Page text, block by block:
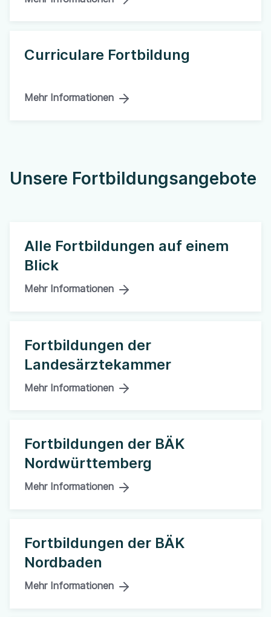
Curriculare Fortbildung
Mehr Informationen
​Unsere Fortbildungsangebote
Alle Fortbildungen auf einem
Blick
Mehr Informationen
Fortbildungen der
Landesärztekammer
Mehr Informationen
Fortbildungen der BÄK
Nordwürttemberg
Mehr Informationen
Fortbildungen der BÄK
Nordbaden
Mehr Informationen